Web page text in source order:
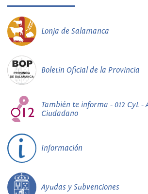
Lonja de Salamanca
Boletín Oficial de la Provincia
También te informa - 012 CyL -
Ciudadano
Información
Ayudas y Subvenciones